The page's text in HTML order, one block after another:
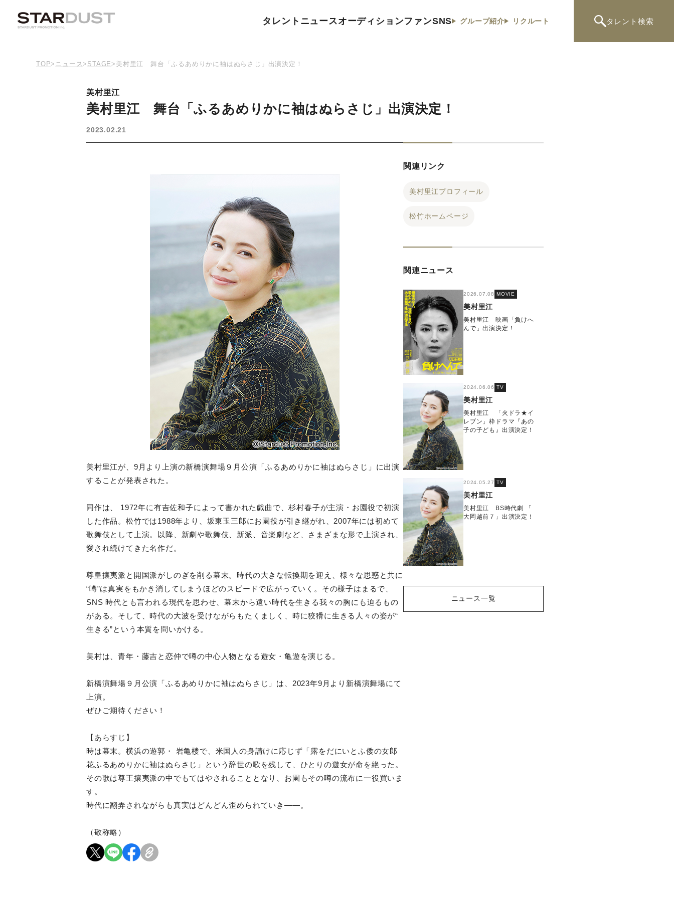
タレント ニュースオーディションファンSNS グループ紹介 リクルート タレント 検索
TOP> ニュース> STAGE> 美村里江 舞台「ふるあめりかに袖はぬらさじ」出演決定！
美村里江
美村里江 舞台「ふるあめりかに袖はぬらさじ」出演決定！
2023.02.21
美村里江が、9月より上演の新橋演舞場９月公演「ふるあめりかに袖はぬらさじ」に出演
することが発表された。
同作は、 1972年に有吉佐和子によって書かれた戯曲で、杉村春子が主演 ・お園役で初演
した作品。松竹では1988年より、 坂東玉三郎にお園役が引き継がれ、2007年には初めて
歌舞伎と して上演。以降、新劇や歌舞伎、新派、音楽劇など、 さまざまな形で上演され、
愛され続けてきた名作だ。
尊皇攘夷派と開国派がしのぎを削る幕末。時代の大きな転換期を迎 え、様々な思惑と共に
“噂”は真実をもかき消してしまうほどのス ピードで広がっていく。その様子はまるで、
SNS 時代とも言われる現代を思わせ、幕末から遠い時代を生きる我々の胸にも迫るもの
がある。そして、時代の大波を受けながらもたくま しく、時に狡猾に生きる人々の姿が“
生きる”という本質を問いかける。
美村は、青年・藤吉と恋仲で噂の中心人物となる遊女・亀遊を演じ る。
新橋演舞場９月公演「ふるあめりかに袖はぬらさじ」は、2023年9月より新橋演舞場にて
上演。
ぜひご期待ください！
【あらすじ】
時は幕末。横浜の遊郭・ 岩亀楼で、米国人の身請けに応じず「露をだにいとふ倭の女郎
花ふ るあめりかに袖はぬらさじ」という辞世の歌を残して、 ひとりの遊女が命を絶った。
その歌は尊王攘夷派の中でもてはやさ れることとなり、お園もその噂の流布に一役買いま
す。
時代に翻弄されながらも真実はどんどん歪められていき――。
（敬称略）
関連リンク
美村里江プロフィール
松竹ホームページ
関連ニュース
2026.07.08 MOVIE
美村里江
美村里江 映画「負けへ
んで」出演決定！
2024.06.06 TV
美村里江
美村里江 「火ドラ★イ
レブン」枠ドラマ『あの
子の子ども』出演決定！
2024.05.27 TV
美村里江
美村里江 BS時代劇 「
大岡越前７」出演決定！
ニュース一覧